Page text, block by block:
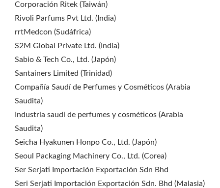
Corporación Ritek (Taiwán)
Rivoli Parfums Pvt Ltd. (India)
rrtMedcon (Sudáfrica)
S2M Global Private Ltd. (India)
Sabio & Tech Co., Ltd. (Japón)
Santainers Limited (Trinidad)
Compañía Saudí de Perfumes y Cosméticos (Arabia
Saudita)
Industria saudí de perfumes y cosméticos (Arabia
Saudita)
Seicha Hyakunen Honpo Co., Ltd. (Japón)
Seoul Packaging Machinery Co., Ltd. (Corea)
Ser Serjati Importación Exportación Sdn Bhd
Seri Serjati Importación Exportación Sdn. Bhd (Malasia)